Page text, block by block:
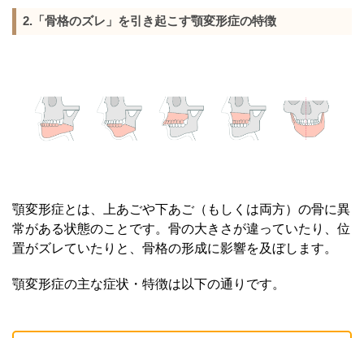
2.「骨格のズレ」を引き起こす顎変形症の特徴
顎変形症とは、上あごや下あご（もしくは両方）の骨に異
常がある状態のことです。骨の大きさが違っていたり、位
置がズレていたりと、骨格の形成に影響を及ぼします。
顎変形症の主な症状・特徴は以下の通りです。